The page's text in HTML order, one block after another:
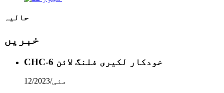
حالیہ
خبریں
CHC-6 خودکار لکیری فلنگ لائن
مئی/12/2023